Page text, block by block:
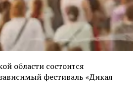
области состоится
фестиваль «Дикая